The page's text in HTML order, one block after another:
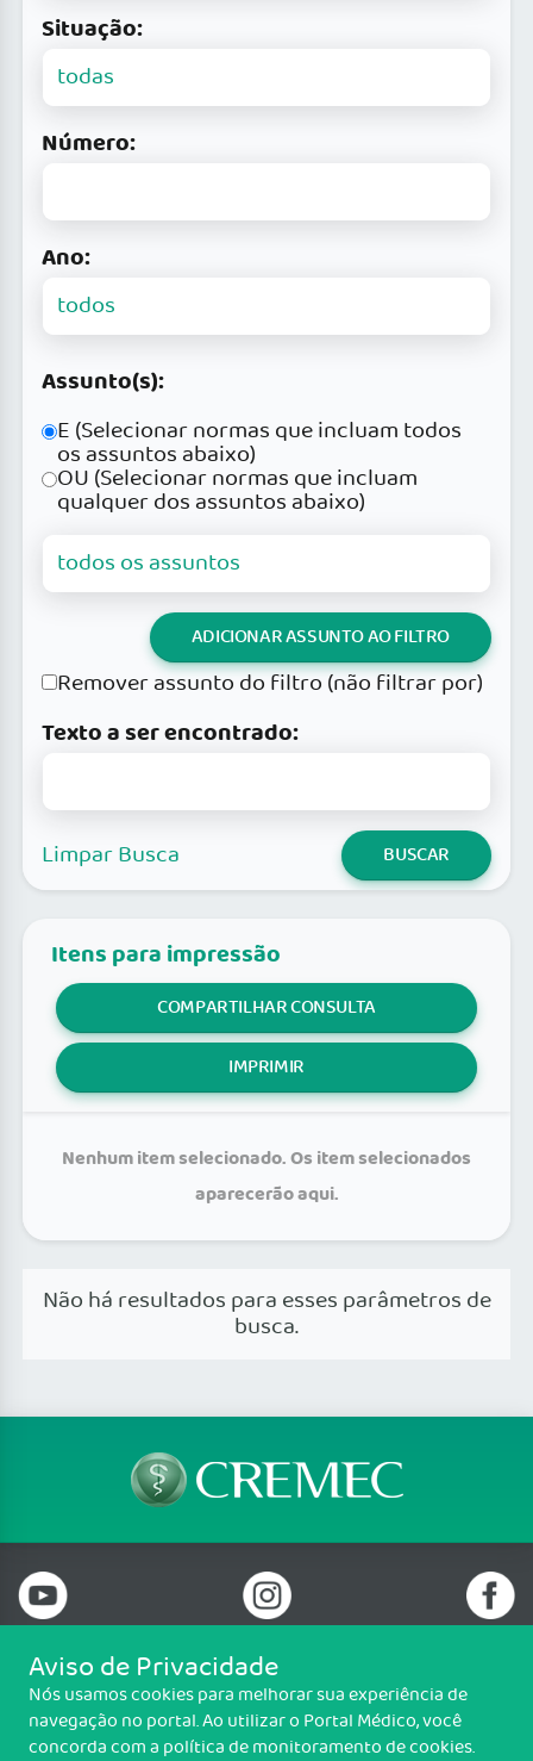
Situação:
Número:
Ano:
Assunto(s):
E (Selecionar normas que incluam todos
os assuntos abaixo)
OU (Selecionar normas que incluam
qualquer dos assuntos abaixo)
ADICIONAR ASSUNTO AO FILTRO
Remover assunto do filtro (não filtrar por)
Texto a ser encontrado:
Limpar Busca BUSCAR
Itens para impressão
COMPARTILHAR CONSULTA
IMPRIMIR
Nenhum item selecionado. Os item selecionados
aparecerão aqui.
Não há resultados para esses parâmetros de
busca.
Telefone: (85) 3198-3700
Email: cremec@cremec.org.br
Aviso de Privacidade
Nós usamos cookies para melhorar sua experiência de
navegação no portal. Ao utilizar o Portal Médico, você
concorda com a política de monitoramento de cookies.